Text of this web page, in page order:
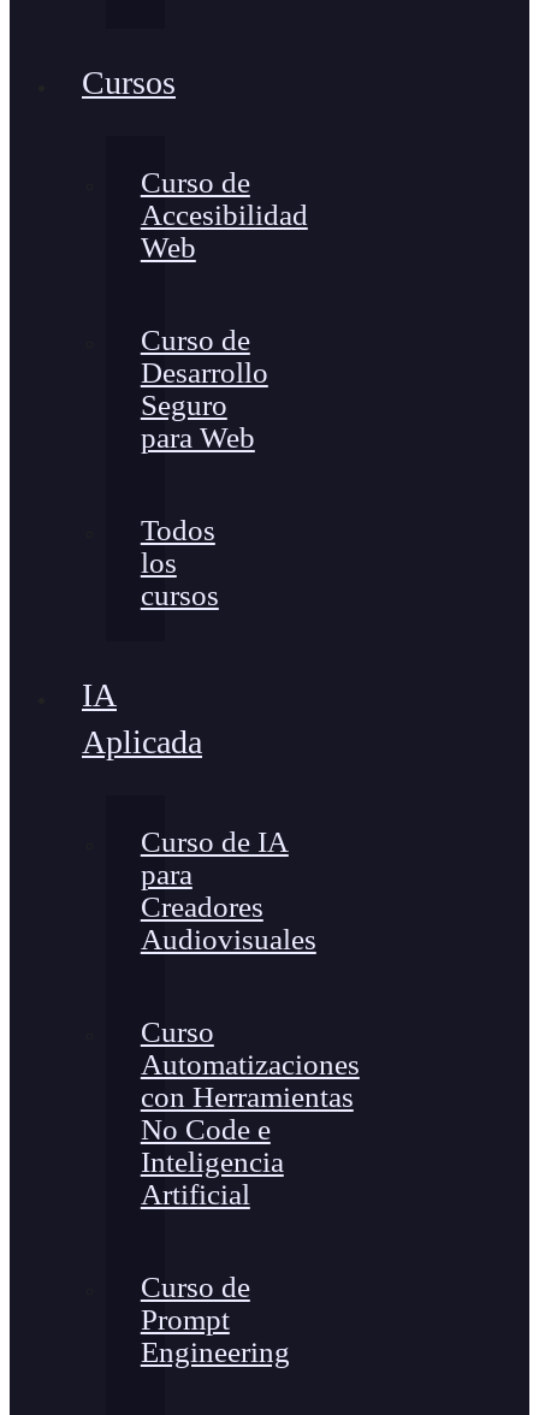
Cursos
Curso de
Accesibilidad
Web
Curso de
Desarrollo
Seguro
para Web
Todos
los
cursos
IA
Aplicada
Curso de IA
para
Creadores
Audiovisuales
Curso
Automatizaciones
con Herramientas
No Code e
Inteligencia
Artificial
Curso de
Prompt
Engineering